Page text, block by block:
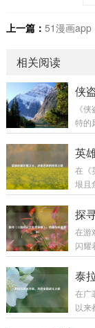
上一篇： 51漫画app，深陷非
相关阅读
侠
《
特的
富有
份详
力
定了
潜行
度会
英
在《
垠且
特朗
书写
卓
韧不
为了
胁让
在游
闪耀
戏以
玩家
之
汉室
的军
泰
在广
以来
的历